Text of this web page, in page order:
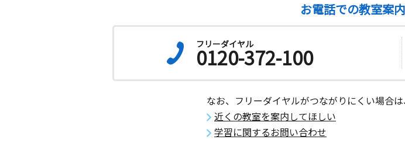
お電話での教室案内
フリーダイヤル
0120-372-100
なお、フリーダイヤルがつながりにくい場合
近くの教室を案内してほしい
学習に関するお問い合わせ